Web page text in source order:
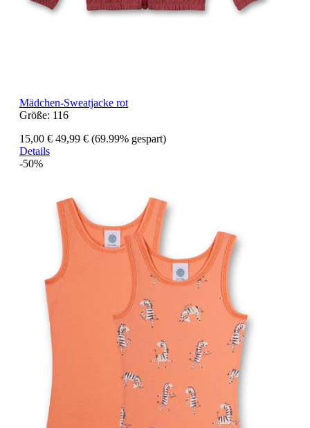
Mädchen-Sweatjacke rot
Größe: 116
15,00 € 49,99 € (69.99% gespart)
Details
-50%